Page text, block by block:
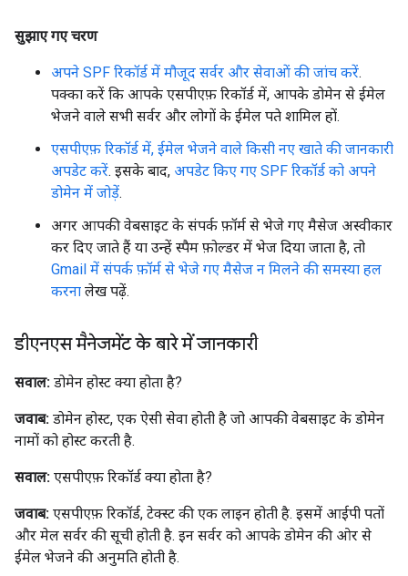
सुझाए गए चरण
अपने SPF रिकॉर्ड में मौजूद सर्वर और सेवाओं की जांच करें.
पक्का करें कि आपके एसपीएफ़ रिकॉर्ड में, आपके डोमेन से ईमेल
भेजने वाले सभी सर्वर और लोगों के ईमेल पते शामिल हों.
एसपीएफ़ रिकॉर्ड में, ईमेल भेजने वाले किसी नए खाते की जानकारी
अपडेट करें. इसके बाद, अपडेट किए गए SPF रिकॉर्ड को अपने
डोमेन में जोड़ें.
अगर आपकी वेबसाइट के संपर्क फ़ॉर्म से भेजे गए मैसेज अस्वीकार
कर दिए जाते हैं या उन्हें स्पैम फ़ोल्डर में भेज दिया जाता है, तो
Gmail में संपर्क फ़ॉर्म से भेजे गए मैसेज न मिलने की समस्या हल
करना लेख पढ़ें.
डीएनएस मैनेजमेंट के बारे में जानकारी
सवाल: डोमेन होस्ट क्या होता है?
जवाब: डोमेन होस्ट, एक ऐसी सेवा होती है जो आपकी वेबसाइट के डोमेन
नामों को होस्ट करती है.
सवाल: एसपीएफ़ रिकॉर्ड क्या होता है?
जवाब: एसपीएफ़ रिकॉर्ड, टेक्स्ट की एक लाइन होती है. इसमें आईपी पतों
और मेल सर्वर की सूची होती है. इन सर्वर को आपके डोमेन की ओर से
ईमेल भेजने की अनुमति होती है.